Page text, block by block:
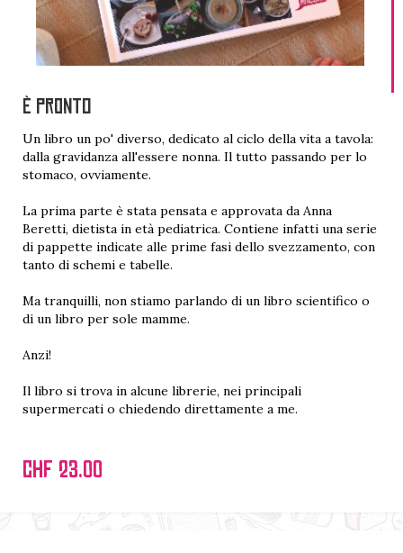
È PRONTO
Un libro un po' diverso, dedicato al ciclo della vita a tavola:
dalla gravidanza all'essere nonna. Il tutto passando per lo
stomaco, ovviamente.
La prima parte è stata pensata e approvata da Anna
Beretti, dietista in età pediatrica. Contiene infatti una serie
di pappette indicate alle prime fasi dello svezzamento, con
tanto di schemi e tabelle.
Ma tranquilli, non stiamo parlando di un libro scientifico o
di un libro per sole mamme.
Anzi!
Il libro si trova in alcune librerie, nei principali
supermercati o chiedendo direttamente a me.
CHF 23.00